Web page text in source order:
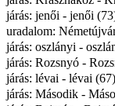
járás: jenői - jenői
uradalom:
járás: oszlányi -
járás: Rozsnyó -
járás: lévai - lévai (67)
járás: Második -